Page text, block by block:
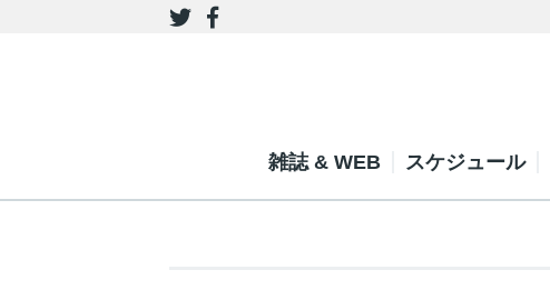
雑誌 & WEB スケジュール